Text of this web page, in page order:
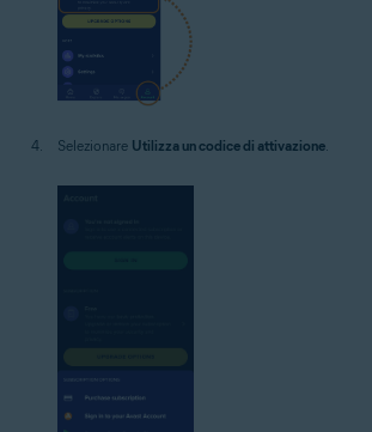
Selezionare Utilizza un codice di attivazione